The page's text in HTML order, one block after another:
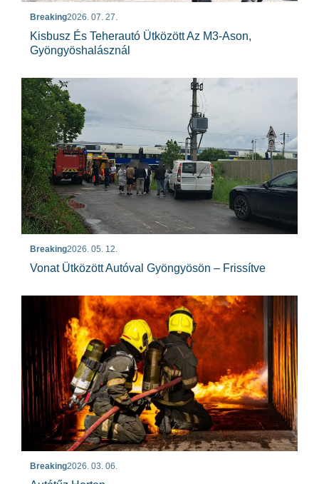
Breaking2026. 07. 27.
Kisbusz És Teherautó Ütközött Az M3-Ason,
Gyöngyöshalásznál
Breaking2026. 05. 12.
Vonat Ütközött Autóval Gyöngyösön – Frissítve
Breaking2026. 03. 06.